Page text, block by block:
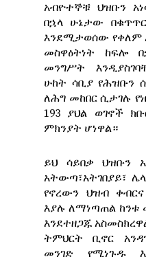
አብዮተኞቹ ህዝቡን
በኋላ ሁኔታው
እንደሚታወሰው የቀለም
መስዋዕትነት ከፍሎ
መንግሥት
ሁከት ሳቢያ የሕዝቡን
ለሕግ መከበር ሲታገሉ
193 ያህል ወገኖች
ምክንያት ሆነዋል።
ይህ ሳይበቃ ህዝቡን
አትውጣ፣አትገበያይ፣
የኖረውን ህዝብ
እያሉ ለማነጣጠል
እንደተዘጋጁ
ትምህርት ቢኖር
መንገድ የሚነጉዱ